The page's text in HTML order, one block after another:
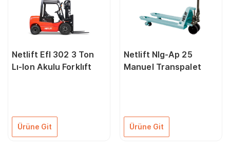
Netlift Efl 302 3 Ton
Lı-Ion Akulu Forklıft
Ürüne Git
Netlift Nlg-Ap 25
Manuel Transpalet
Ürüne Git